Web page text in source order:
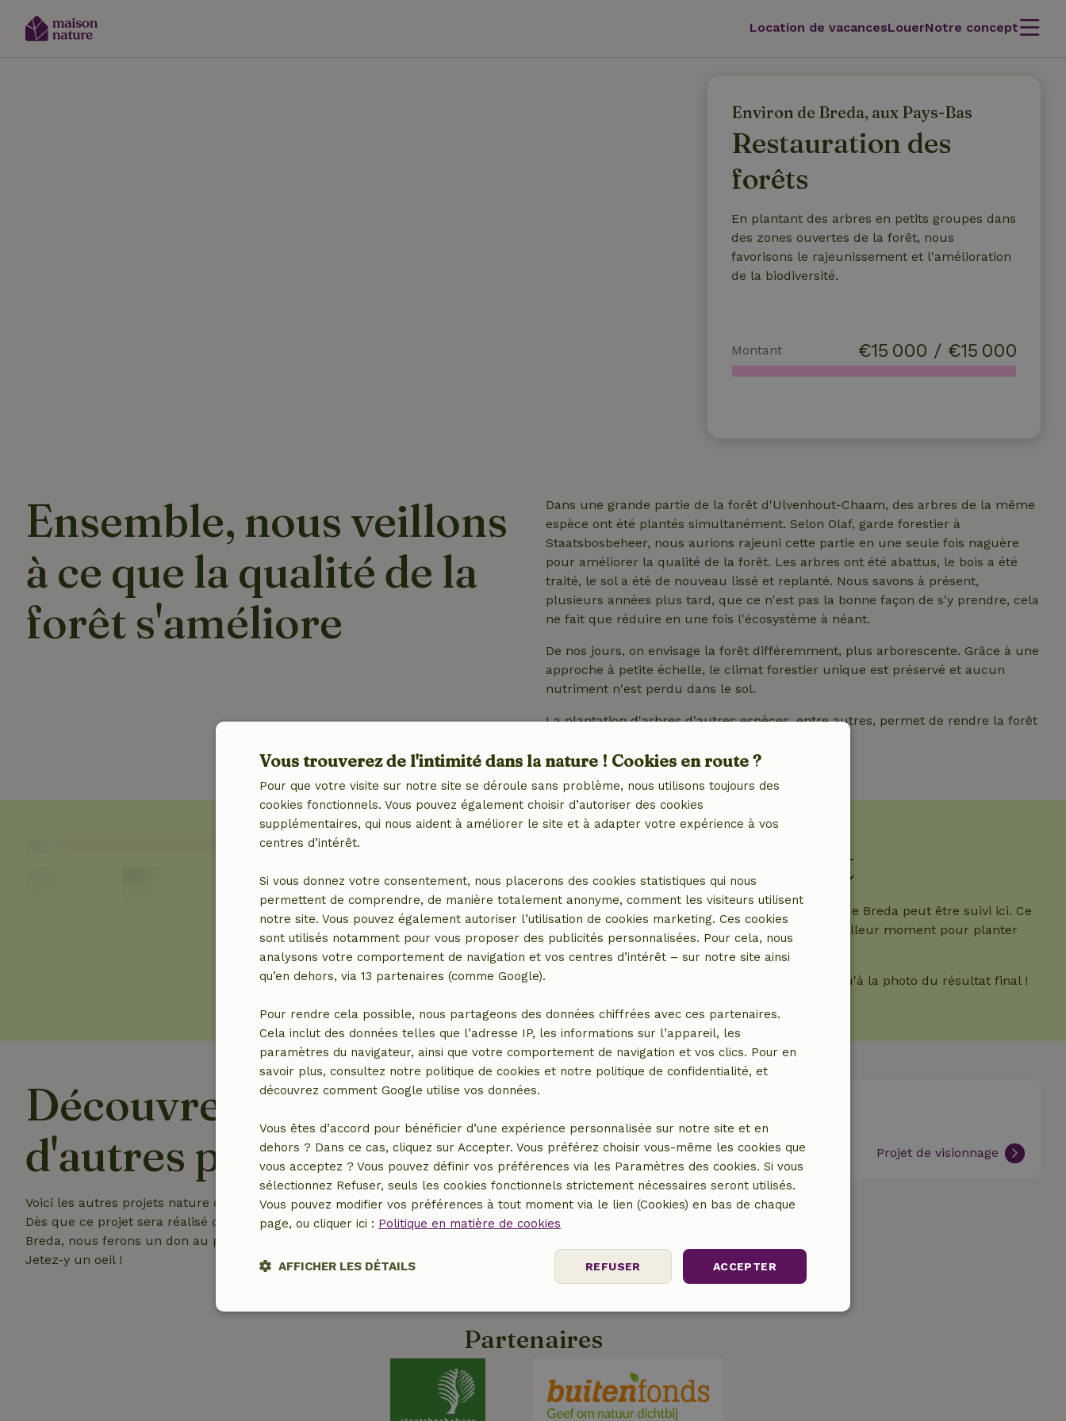
Location de vacancesLouerNotre concept
Environ de Breda, aux Pays-Bas
Restauration des
forêts
En plantant des arbres en petits groupes dans
des zones ouvertes de la forêt, nous
favorisons le rajeunissement et l'amélioration
de la biodiversité.
Montant €15 000 / €15 000
Ensemble, nous veillons
à ce que la qualité de la
forêt s'améliore
Dans une grande partie de la forêt d'Ulvenhout-Chaam, des arbres de la même
espèce ont été plantés simultanément. Selon Olaf, garde forestier à
Staatsbosbeheer, nous aurions rajeuni cette partie en une seule fois naguère
pour améliorer la qualité de la forêt. Les arbres ont été abattus, le bois a été
traité, le sol a été de nouveau lissé et replanté. Nous savons à présent,
plusieurs années plus tard, que ce n'est pas la bonne façon de s'y prendre, cela
ne fait que réduire en une fois l'écosystème à néant.
De nos jours, on envisage la forêt différemment, plus arborescente. Grâce à une
approche à petite échelle, le climat forestier unique est préservé et aucun
nutriment n'est perdu dans le sol.
La plantation d'arbres d'autres espèces, entre autres, permet de rendre la forêt
Suivez le projet
Le projet de restauration des forêts de la région de Breda peut être suivi ici. Ce
projet sera réalisé en novembre, ce qui est le meilleur moment pour planter
ces arbres.
Nous complétons régulièrement les images jusqu'à la photo du résultat final !
Découvrez
d'autres projets
Voici les autres projets nature que nous soutenons.
Dès que ce projet sera réalisé dans la région de
Breda, nous ferons un don au prochain projet.
Jetez-y un oeil !
d'Europe
Les Apennins
centraux, Italie
Projet de visionnage
la perdrix
Dans l'Achterhoek,
aux Pays-Bas
Projet de visionnage
Partenaires
Vous trouverez de l'intimité dans la nature ! Cookies en route ?
Pour que votre visite sur notre site se déroule sans problème, nous utilisons toujours des
cookies fonctionnels. Vous pouvez également choisir d’autoriser des cookies
supplémentaires, qui nous aident à améliorer le site et à adapter votre expérience à vos
centres d’intérêt.
Si vous donnez votre consentement, nous placerons des cookies statistiques qui nous
permettent de comprendre, de manière totalement anonyme, comment les visiteurs utilisent
notre site. Vous pouvez également autoriser l’utilisation de cookies marketing. Ces cookies
sont utilisés notamment pour vous proposer des publicités personnalisées. Pour cela, nous
analysons votre comportement de navigation et vos centres d’intérêt – sur notre site ainsi
qu’en dehors, via 13 partenaires (comme Google).
Pour rendre cela possible, nous partageons des données chiffrées avec ces partenaires.
Cela inclut des données telles que l’adresse IP, les informations sur l’appareil, les
paramètres du navigateur, ainsi que votre comportement de navigation et vos clics. Pour en
savoir plus, consultez notre politique de cookies et notre politique de confidentialité, et
découvrez comment Google utilise vos données.
Vous êtes d’accord pour bénéficier d’une expérience personnalisée sur notre site et en
dehors ? Dans ce cas, cliquez sur Accepter. Vous préférez choisir vous-même les cookies que
vous acceptez ? Vous pouvez définir vos préférences via les Paramètres des cookies. Si vous
sélectionnez Refuser, seuls les cookies fonctionnels strictement nécessaires seront utilisés.
Vous pouvez modifier vos préférences à tout moment via le lien (Cookies) en bas de chaque
page, ou cliquer ici : Politique en matière de cookies
ACCEPTER
REFUSER
AFFICHER LES DÉTAILS
Strictement
Performance Ciblage Fonctionnalité